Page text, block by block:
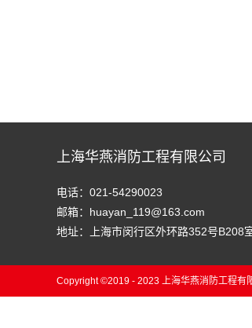
上海华燕消防工程有限公司
电话：021-54290023
邮箱：huayan_119@163.com
地址：上海市闵行区外环路352号B208
Copyright ©2019 - 2023 上海华燕消防工程有